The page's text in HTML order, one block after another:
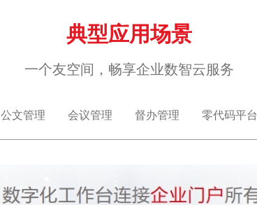
典型应用场景
一个友空间，畅享企业数智云服务
公文管理 会议管理 督办管理 零代码平台